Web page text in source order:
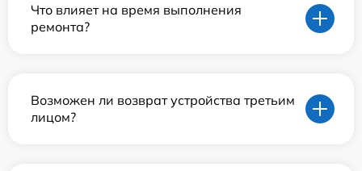
Что влияет на время выполнения
ремонта?
Возможен ли возврат устройства третьим
лицом?